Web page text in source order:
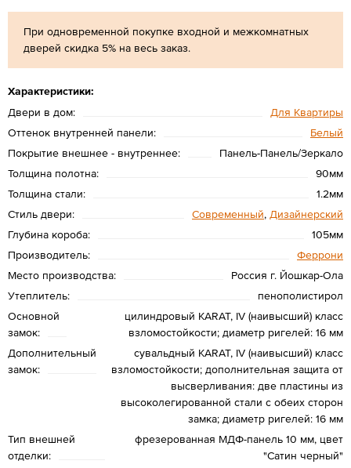
При одновременной покупке входной и межкомнатных
дверей скидка 5% на весь заказ.
Характеристики:
Двери в дом:
Для Квартиры
Оттенок внутренней панели:
Белый
Покрытие внешнее - внутреннее:
Панель-Панель/Зеркало
Толщина полотна:
90мм
Толщина стали:
1.2мм
Стиль двери:
Современный, Дизайнерский
Глубина короба:
105мм
Производитель:
Феррони
Место производства:
Россия г. Йошкар-Ола
Утеплитель:
пенополистирол
Основной
замок:
цилиндровый KARAT, IV (наивысший) класс
взломостойкости; диаметр ригелей: 16 мм
Дополнительный
замок:
сувальдный KARAT, IV (наивысший) класс
взломостойкости; дополнительная защита от
высверливания: две пластины из
высоколегированной стали с обеих сторон
замка; диаметр ригелей: 16 мм
Тип внешней
отделки:
фрезерованная МДФ-панель 10 мм, цвет
"Сатин черный"